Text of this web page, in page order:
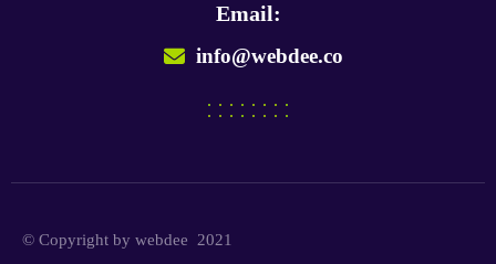
Email:
info@webdee.co
© Copyright by webdee 2021